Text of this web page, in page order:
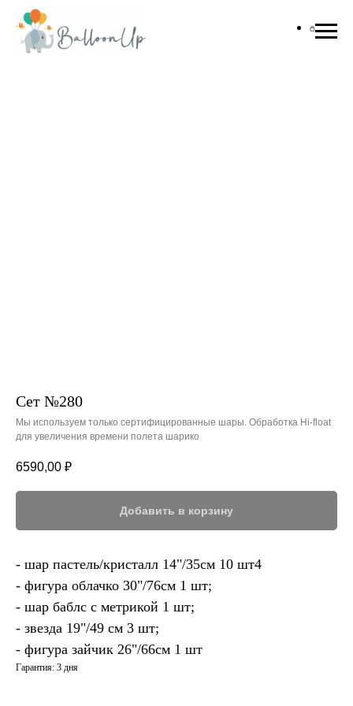
Сет №280
Мы используем только сертифицированные шары. Обработка Hi-float
для увеличения времени полета шарико
6590,00 ₽
Добавить в корзину
- шар пастель/кристалл 14"/35см 10 шт4
- фигура облачко 30"/76см 1 шт;
- шар баблс с метрикой 1 шт;
- звезда 19"/49 см 3 шт;
- фигура зайчик 26"/66см 1 шт
Гарантия: 3 дня